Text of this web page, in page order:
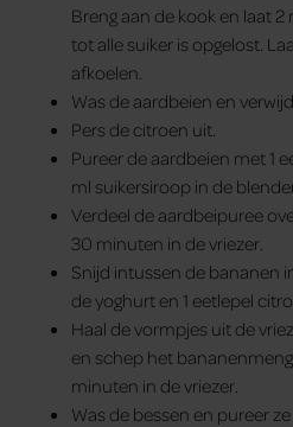
Breng aan de kook en laat
tot alle suiker is opgelost.
afkoelen.
Was de aardbeien en
Pers de citroen uit.
Pureer de aardbeien met 1
ml suikersiroop in de
Verdeel de aardbeipuree
30 minuten in de vriezer.
Snijd intussen de bananen
de yoghurt en 1 eetlepel
Haal de vormpjes uit de
en schep het
minuten in de vriezer.
Was de bessen en pureer